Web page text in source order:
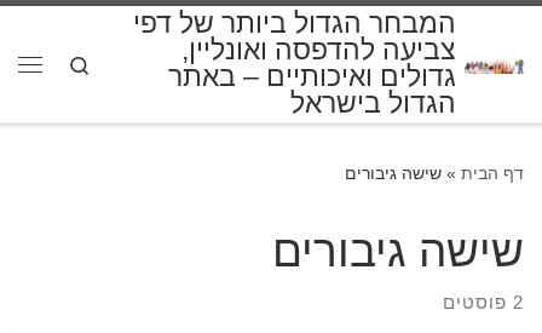
המבחר הגדול ביותר של דפי
צביעה להדפסה ואונליין,
גדולים ואיכותיים – באתר
הגדול בישראל
Search
דף הבית » שישה גיבורים
שישה גיבורים
2 פוסטים